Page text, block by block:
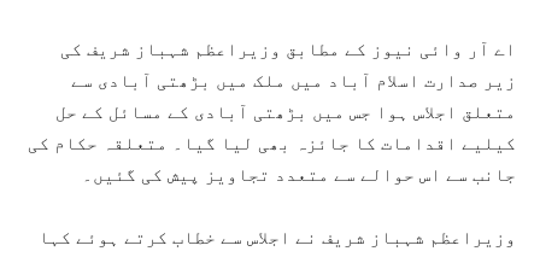
اے آر وائی نیوز کے مطابق وزیراعظم شہباز شریف کی
زیر صدارت اسلام آباد میں ملک میں بڑھتی آبادی سے
متعلق اجلاس ہوا جس میں بڑھتی آبادی کے مسائل کے حل
کیلیے اقدامات کا جائزہ بھی لیا گیا۔ متعلقہ حکام کی
جانب سے اس حوالے سے متعدد تجاویز پیش کی گئیں۔
وزیراعظم شہباز شریف نے اجلاس سے خطاب کرتے ہوئے کہا